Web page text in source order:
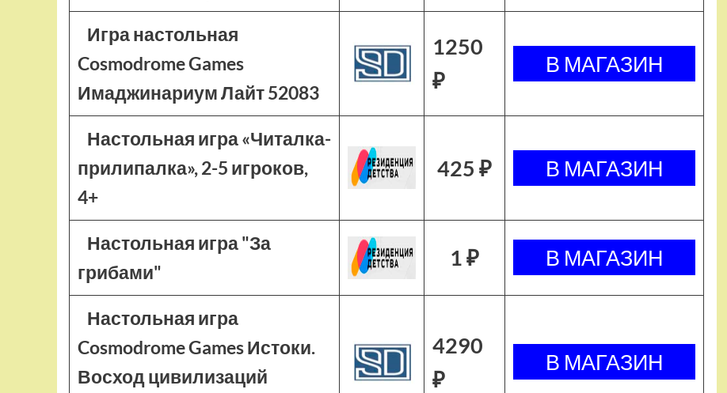
Игра настольная
Cosmodrome Games
Имаджинариум Лайт 52083
1250
₽
Настольная игра «Читалка-
прилипалка», 2-5 игроков,
4+
425 ₽
Настольная игра "За
грибами"
1 ₽
Настольная игра
Cosmodrome Games Истоки.
Восход цивилизаций
4290
₽